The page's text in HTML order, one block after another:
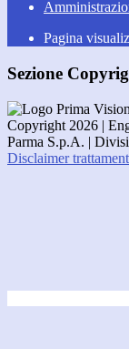
Pagina
Sezione
Copyright 2026 |
Parma S.p.A. |
Disclaimer